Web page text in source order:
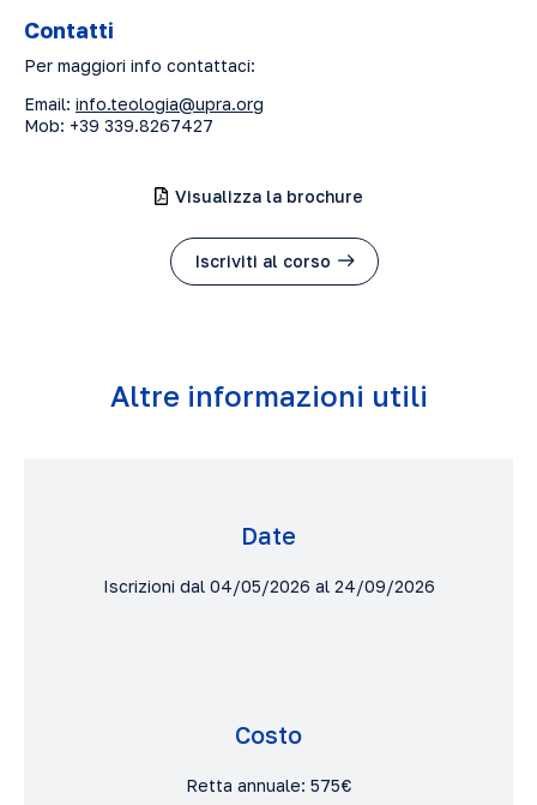
Contatti
Per maggiori info contattaci:
Email: info.teologia@upra.org
Mob: +39 339.8267427
Visualizza la brochure
Iscriviti al corso
Altre informazioni utili
Date
Iscrizioni dal 04/05/2026 al 24/09/2026
Costo
Retta annuale: 575€